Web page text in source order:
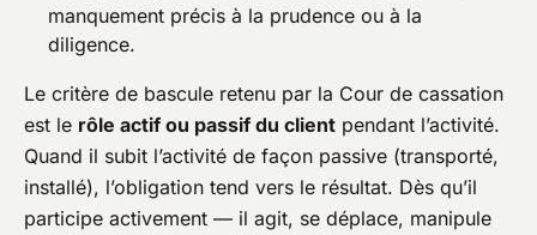
manquement précis à la prudence ou à la
diligence.
Le critère de bascule retenu par la Cour de cassation
est le rôle actif ou passif du client pendant l’activité.
Quand il subit l’activité de façon passive (transporté,
installé), l’obligation tend vers le résultat. Dès qu’il
participe activement — il agit, se déplace, manipule